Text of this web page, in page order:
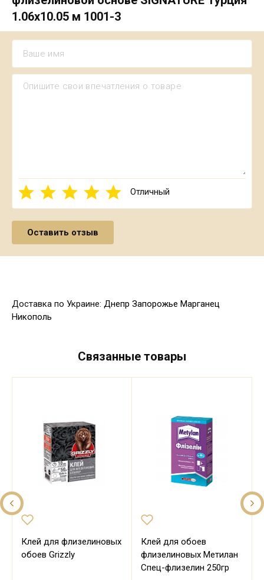
1.06х10.05 м 1001-3
Отличный
Доставка по Украине: Днепр Запорожье Марганец
Никополь
Связанные товары
Клей для флизелиновых
обоев Grizzly
Клей для обоев
флизелиновых Метилан
Спец-флизелин 250гр